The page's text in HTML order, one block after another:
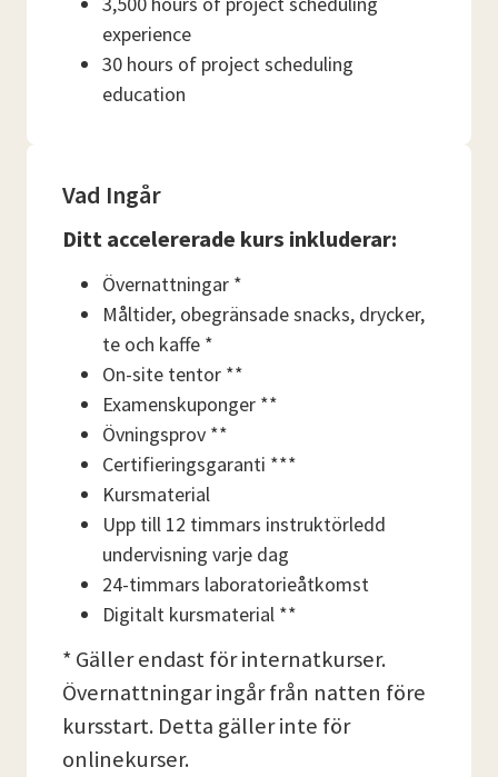
experience
30 hours of project scheduling
education
Vad Ingår
Ditt accelererade kurs inkluderar:
Övernattningar *
Måltider, obegränsade snacks, drycker,
te och kaffe *
On-site tentor **
Examenskuponger **
Övningsprov **
Certifieringsgaranti ***
Kursmaterial
Upp till 12 timmars instruktörledd
undervisning varje dag
24-timmars laboratorieåtkomst
Digitalt kursmaterial **
* Gäller endast för internatkurser.
Övernattningar ingår från natten före
kursstart. Detta gäller inte för
onlinekurser.